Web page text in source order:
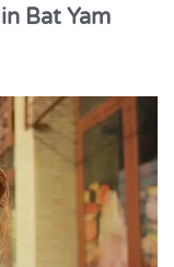
Bat Yam